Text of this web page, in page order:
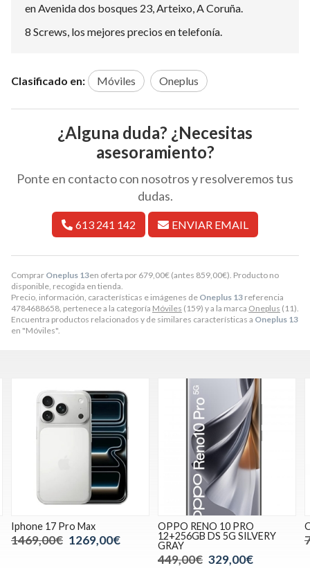
Comprar Oneplus 13en oferta por 679,00€ (antes 859,00€). Producto no
disponible, recogida en tienda.
Precio, información, características e imágenes de Oneplus 13 referencia
4784688658, pertenece a la categoría Móviles (159) y a la marca Oneplus (11).
Encuentra productos relacionados y de similares características a Oneplus 13
en "Móviles".
en Avenida dos bosques 23, Arteixo, A Coruña.
8 Screws, los mejores precios en telefonía.
Clasificado en: Móviles Oneplus
¿Alguna duda? ¿Necesitas
asesoramiento?
Ponte en contacto con nosotros y resolveremos tus
dudas.
613 241 142 ENVIAR EMAIL
Iphone 17 Pro Max
1469,00€ 1269,00€
OPPO RENO 10 PRO
12+256GB DS 5G SILVERY
GRAY
449,00€ 329,00€